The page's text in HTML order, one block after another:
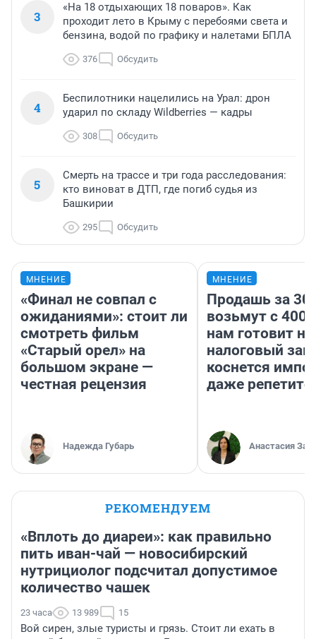
3
«На 18 отдыхающих 18 поваров». Как
проходит лето в Крыму с перебоями света и
бензина, водой по графику и налетами БПЛА
376 Обсудить
4
Беспилотники нацелились на Урал: дрон
ударил по складу Wildberries — кадры
308 Обсудить
5
Смерть на трассе и три года расследования:
кто виноват в ДТП, где погиб судья из
Башкирии
295 Обсудить
МНЕНИЕ
«Финал не совпал с
ожиданиями»: стоит ли
смотреть фильм
«Старый орел» на
большом экране —
честная рецензия
Надежда Губарь
МНЕНИЕ
Продашь за
возьмут с
нам готовит
налоговый
коснется
даже
Анастасия
РЕКОМЕНДУЕМ
«Вплоть до диареи»: как правильно
пить иван-чай — новосибирский
нутрициолог подсчитал допустимое
количество чашек
23 часа 13 989 15
Вой сирен, злые туристы и грязь. Стоит ли ехать в